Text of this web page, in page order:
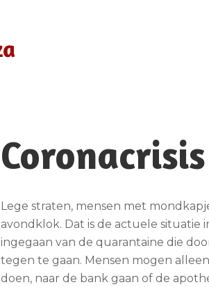
Lege straten, mensen met
avondklok. Dat is de actuele situatie
ingegaan van de quarantaine die
tegen te gaan. Mensen mogen
doen, naar de bank gaan of de